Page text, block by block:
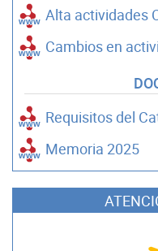
Alta actividades
Cambios en
Requisitos del
Memoria 2025